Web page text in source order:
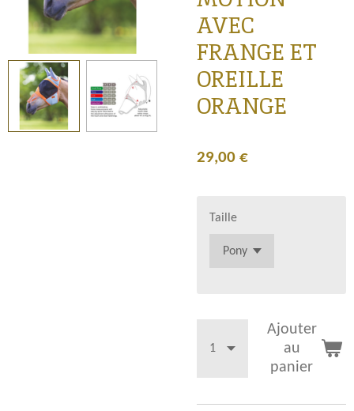
AVEC
FRANGE ET
OREILLE
ORANGE
29,00 €
Taille
Ajouter
au
panier